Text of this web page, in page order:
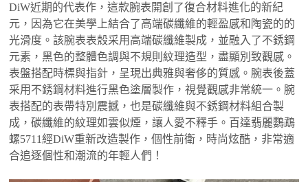
DiW近期的代表作，這款腕表開創了復合材料進化的新紀
元，因為它在美學上結合了高端碳纖維的輕盈感和陶瓷的的
光滑度。該腕表表殼采用高端碳纖維製成，並融入了不銹鋼
元素，黑色的整體色調與不規則紋理造型，盡顯別致觀感。
表盤搭配時標與指針，呈現出典雅與奢侈的質感。腕表後蓋
采用不銹鋼材料進行黑色塗層製作，視覺觀感非常統一。腕
表搭配的表帶特別震撼，也是碳纖維與不銹鋼材料組合製
成，碳纖維的紋理如雲似煙，讓人愛不釋手。百達翡麗鸚鵡
螺5711經DiW重新改造製作，個性前衛，時尚炫酷，非常適
合追逐個性和潮流的年輕人們！